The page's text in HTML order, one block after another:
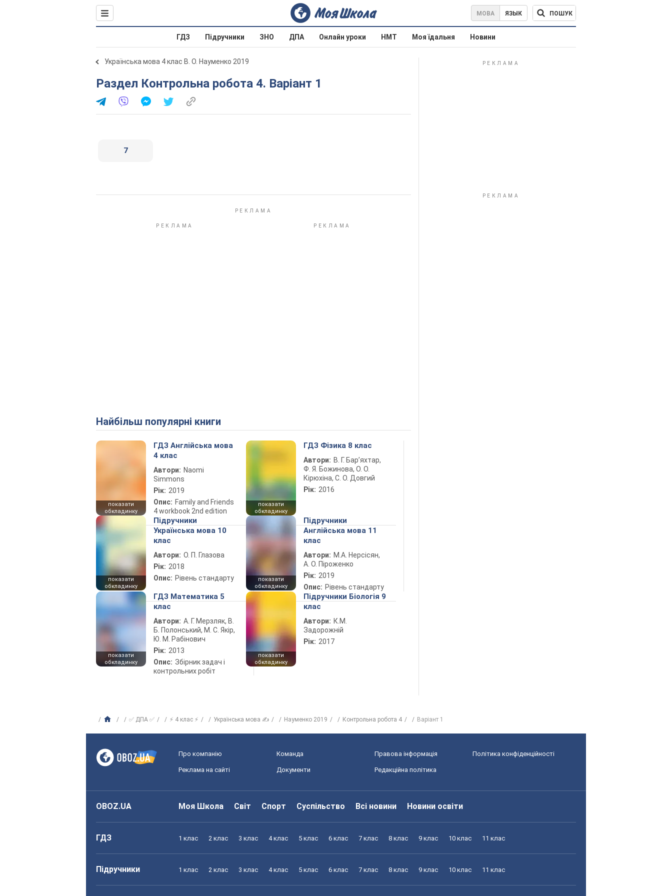
МОВА ЯЗЫК ПОШУК
ГДЗ Підручники ЗНО ДПА Онлайн уроки НМТ Моя їдальня Новини
Українська мова 4 клас В. О. Науменко 2019
Раздел Контрольна робота 4. Варіант 1
7
Найбільш популярні книги
показати
обкладинку
ГДЗ Англійська мова
4 клас
Автори: Naomi
Simmons
Рік: 2019
Опис: Family and Friends
4 workbook 2nd edition
показати
обкладинку
ГДЗ Фізика 8 клас
Автори: В. Г. Бар’яхтар,
Ф. Я. Божинова, О. О.
Кірюхіна, С. О. Довгий
Рік: 2016
показати
обкладинку
Підручники
Українська мова 10
клас
Автори: О. П. Глазова
Рік: 2018
Опис: Рівень стандарту
показати
обкладинку
Підручники
Англійська мова 11
клас
Автори: М.А. Нерсісян,
А. О. Піроженко
Рік: 2019
Опис: Рівень стандарту
показати
обкладинку
ГДЗ Математика 5
клас
Автори: А. Г. Мерзляк, В.
Б. Полонський, М. С. Якір,
Ю. М. Рабінович
Рік: 2013
Опис: Збірник задач і
контрольних робіт
показати
обкладинку
Підручники Біологія 9
клас
Автори: К.М.
Задорожній
Рік: 2017
✅ ДПА ✅ ⚡ 4 клас ⚡ Українська мова ✍ Науменко 2019 Контрольна робота 4 Варіант 1
Про компанію Команда Правова інформація Політика конфіденційності
Реклама на сайті Документи Редакційна політика
OBOZ.UA Моя Школа Світ Спорт Суспільство Всі новини Новини освіти
ГДЗ 1 клас 2 клас 3 клас 4 клас 5 клас 6 клас 7 клас 8 клас 9 клас 10 клас 11 клас
Підручники 1 клас 2 клас 3 клас 4 клас 5 клас 6 клас 7 клас 8 клас 9 клас 10 клас 11 клас